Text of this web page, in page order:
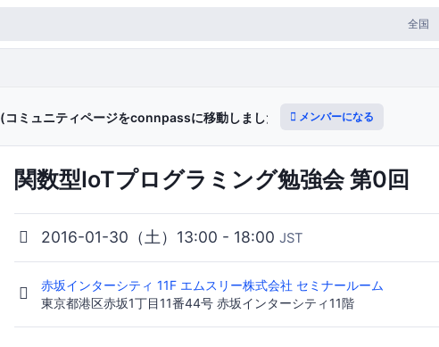
(コミュニティページをconnpassに移動しました) 関数型IoTプログラミング
メンバーになる
関数型IoTプログラミング勉強会 第0回
2016-01-30（土）13:00 - 18:00 JST
赤坂インターシティ 11F エムスリー株式会社 セミナールーム
東京都港区赤坂1丁目11番44号 赤坂インターシティ11階